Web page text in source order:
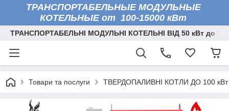
ТРАНСПОРТАБЕЛЬНЫЕ МОДУЛЬНЫЕ
КОТЕЛЬНЫЕ от 100-15000 кВт
ТРАНСПОРТАБЕЛЬНІ МОДУЛЬНІ КОТЕЛЬНІ ВІД 50 кВт до
Товари та послуги ТВЕРДОПАЛИВНІ КОТЛИ ДО 100 кВт